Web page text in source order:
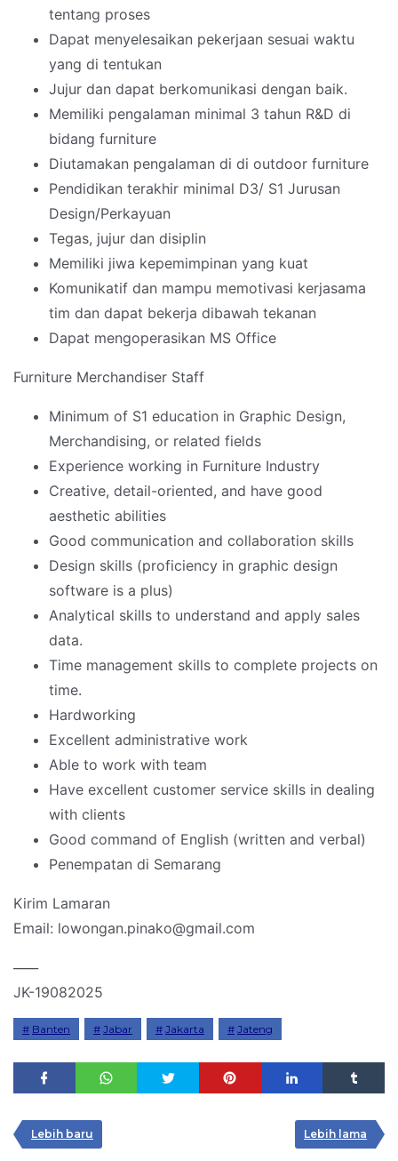
tentang proses
Dapat menyelesaikan pekerjaan sesuai waktu
yang di tentukan
Jujur dan dapat berkomunikasi dengan baik.
Memiliki pengalaman minimal 3 tahun R&D di
bidang furniture
Diutamakan pengalaman di di outdoor furniture
Pendidikan terakhir minimal D3/ S1 Jurusan
Design/Perkayuan
Tegas, jujur dan disiplin
Memiliki jiwa kepemimpinan yang kuat
Komunikatif dan mampu memotivasi kerjasama
tim dan dapat bekerja dibawah tekanan
Dapat mengoperasikan MS Office
Furniture Merchandiser Staff
Minimum of S1 education in Graphic Design,
Merchandising, or related fields
Experience working in Furniture Industry
Creative, detail-oriented, and have good
aesthetic abilities
Good communication and collaboration skills
Design skills (proficiency in graphic design
software is a plus)
Analytical skills to understand and apply sales
data.
Time management skills to complete projects on
time.
Hardworking
Excellent administrative work
Able to work with team
Have excellent customer service skills in dealing
with clients
Good command of English (written and verbal)
Penempatan di Semarang
Kirim Lamaran
Email: lowongan.pinako@gmail.com
JK-19082025
Banten Jabar Jakarta Jateng
Lebih baru Lebih lama